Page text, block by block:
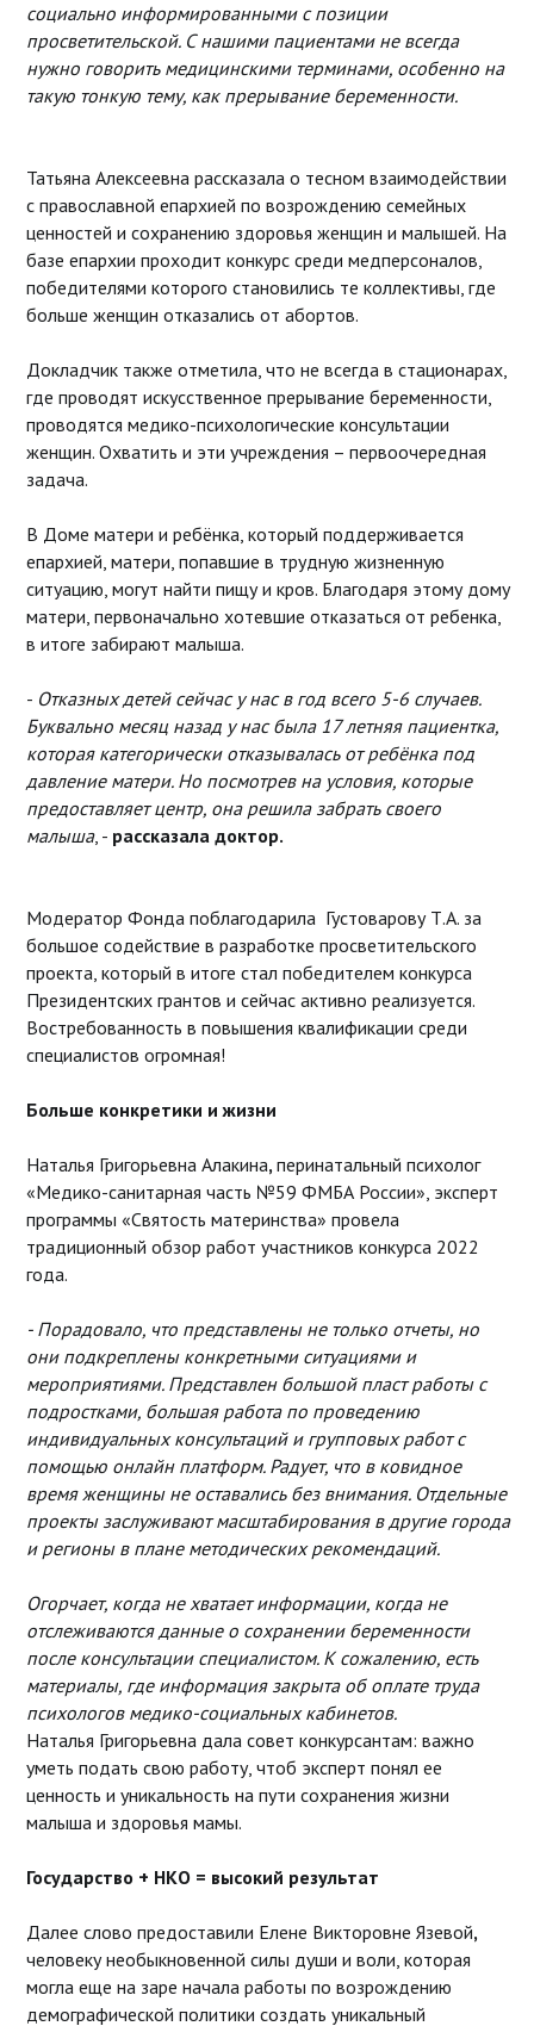
социально информированными с позиции
просветительской. С нашими пациентами не всегда
нужно говорить медицинскими терминами, особенно на
такую тонкую тему, как прерывание беременности.
Татьяна Алексеевна рассказала о тесном взаимодействии
с православной епархией по возрождению семейных
ценностей и сохранению здоровья женщин и малышей. На
базе епархии проходит конкурс среди медперсоналов,
победителями которого становились те коллективы, где
больше женщин отказались от абортов.
Докладчик также отметила, что не всегда в стационарах,
где проводят искусственное прерывание беременности,
проводятся медико-психологические консультации
женщин. Охватить и эти учреждения – первоочередная
задача.
В Доме матери и ребёнка, который поддерживается
епархией, матери, попавшие в трудную жизненную
ситуацию, могут найти пищу и кров. Благодаря этому дому
матери, первоначально хотевшие отказаться от ребенка,
в итоге забирают малыша.
- Отказных детей сейчас у нас в год всего 5-6 случаев.
Буквально месяц назад у нас была 17 летняя пациентка,
которая категорически отказывалась от ребёнка под
давление матери. Но посмотрев на условия, которые
предоставляет центр, она решила забрать своего
малыша, - рассказала доктор.
Модератор Фонда поблагодарила Густоварову Т.А. за
большое содействие в разработке просветительского
проекта, который в итоге стал победителем конкурса
Президентских грантов и сейчас активно реализуется.
Востребованность в повышения квалификации среди
специалистов огромная!
Больше конкретики и жизни
Наталья Григорьевна Алакина,перинатальный психолог
«Медико-санитарная часть №59 ФМБА России», эксперт
программы «Святость материнства» провела
традиционный обзор работ участников конкурса 2022
года.
- Порадовало, что представлены не только отчеты, но
они подкреплены конкретными ситуациями и
мероприятиями. Представлен большой пласт работы с
подростками, большая работа по проведению
индивидуальных консультаций и групповых работ с
помощью онлайн платформ. Радует, что в ковидное
время женщины не оставались без внимания. Отдельные
проекты заслуживают масштабирования в другие города
и регионы в плане методических рекомендаций.
Огорчает, когда не хватает информации, когда не
отслеживаются данные о сохранении беременности
после консультации специалистом. К сожалению, есть
материалы, где информация закрыта об оплате труда
психологов медико-социальных кабинетов.
Наталья Григорьевна дала совет конкурсантам: важно
уметь подать свою работу, чтоб эксперт понял ее
ценность и уникальность на пути сохранения жизни
малыша и здоровья мамы.
Государство + НКО = высокий результат
Далее слово предоставили Елене Викторовне Язевой,
человеку необыкновенной силы души и воли, которая
могла еще на заре начала работы по возрождению
демографической политики создать уникальный